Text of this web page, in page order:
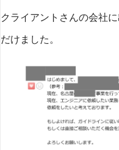
クライアントさんの会社
だけました。